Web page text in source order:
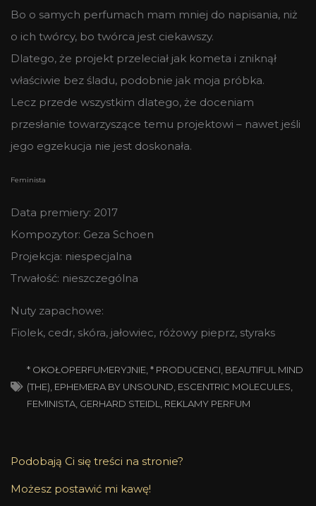
Bo o samych perfumach mam mniej do napisania, niż
o ich twórcy, bo twórca jest ciekawszy.
Dlatego, że projekt przeleciał jak kometa i zniknął
właściwie bez śladu, podobnie jak moja próbka.
Lecz przede wszystkim dlatego, że doceniam
przesłanie towarzyszące temu projektowi – nawet jeśli
jego egzekucja nie jest doskonała.
Feminista
Data premiery: 2017
Kompozytor: Geza Schoen
Projekcja: niespecjalna
Trwałość: nieszczególna
Nuty zapachowe:
Fiolek, cedr, skóra, jałowiec, różowy pieprz, styraks
* OKOŁOPERFUMERYJNIE * PRODUCENCI BEAUTIFUL MIND
(THE) EPHEMERA BY UNSOUND ESCENTRIC MOLECULES
FEMINISTA GERHARD STEIDL REKLAMY PERFUM
Podobają Ci się treści na stronie?
Możesz postawić mi kawę!